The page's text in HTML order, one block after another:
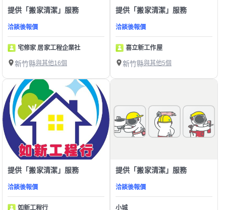
提供「搬家清潔」服務
洽談後報價
宅修家 居家工程企業社
新竹縣與其他16個
提供「搬家清潔」服務
洽談後報價
喜立新工作屋
新竹縣與其他5個
提供「搬家清潔」服務
洽談後報價
如新工程行
提供「搬家清潔」服務
洽談後報價
小城